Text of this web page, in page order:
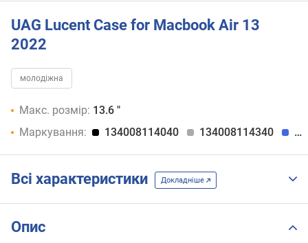
UAG Lucent Case for Macbook Air 13
2022
молодіжна
Макс. розмір: 13.6 "
Маркування:
134008114040 134008114340
Всі характеристики Докладніше
Опис